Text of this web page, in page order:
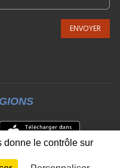
ENVOYER
donne le contrôle sur